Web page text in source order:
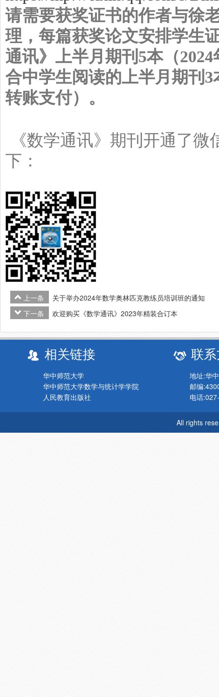
请需要获奖证书的作者与徐
理，每篇获奖论文安排学生
通讯》上半月期刊5本（2024
合中学生阅读的上半月期刊
转账支付） 。
《数学通讯》期刊开通了
下：
上一条
关于举办2024年数学奥林匹克教练员培训班的通知
下一条
欢迎购买《数学通讯》2023年精装合订本
相关链接
华中师范大学
华中师范大学数学与统计学学院
人民教育出版社
联
地址:华
邮编
电话
All rights